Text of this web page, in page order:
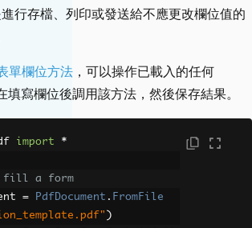
行存檔、列印或發送給不應更改欄位值的
單欄位方法 ，可以操作已載入的任何
填寫欄位後調用該方法，然後保存結果。
import *
fill a form
= PdfDocument . FromFile
)